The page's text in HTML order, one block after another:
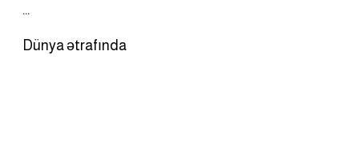
Dünya ətrafında
…